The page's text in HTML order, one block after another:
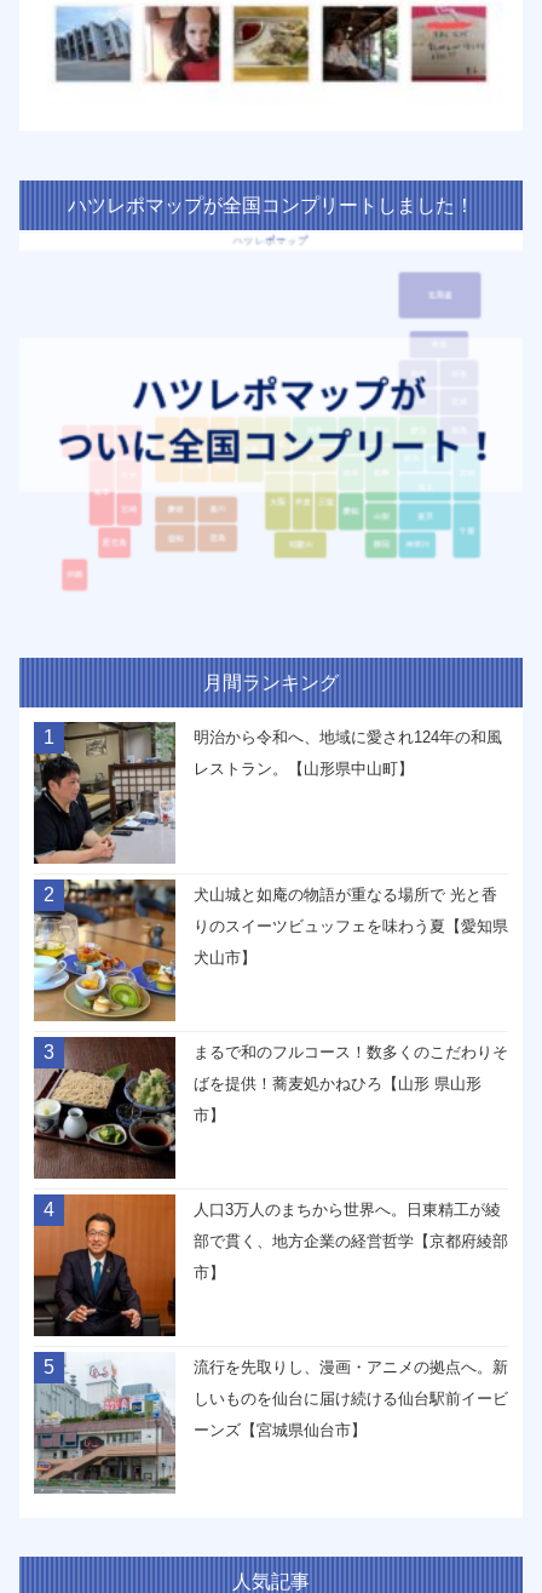
ハツレポマップが全国コンプリートしました！
月間ランキング
1
明治から令和へ、地域に愛され124年の和風
レストラン。【山形県中山町】
2
犬山城と如庵の物語が重なる場所で 光と香
りのスイーツビュッフェを味わう夏【愛知県
犬山市】
3
まるで和のフルコース！数多くのこだわりそ
ばを提供！蕎麦処かねひろ【山形 県山形
市】
4
人口3万人のまちから世界へ。日東精工が綾
部で貫く、地方企業の経営哲学【京都府綾部
市】
5
流行を先取りし、漫画・アニメの拠点へ。新
しいものを仙台に届け続ける仙台駅前イービ
ーンズ【宮城県仙台市】
人気記事